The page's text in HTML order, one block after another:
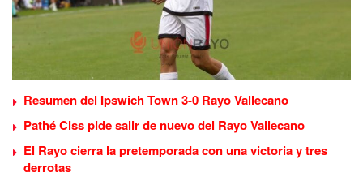
Resumen del Ipswich Town 3-0 Rayo Vallecano
Pathé Ciss pide salir de nuevo del Rayo Vallecano
El Rayo cierra la pretemporada con una victoria y tres
derrotas